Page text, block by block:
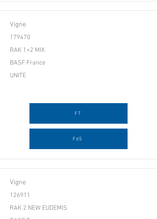
Vigne
179470
RAK 1+2 MIX
BASF France
UNITE
FT
FdS
Vigne
126911
RAK 2 NEW EUDEMIS